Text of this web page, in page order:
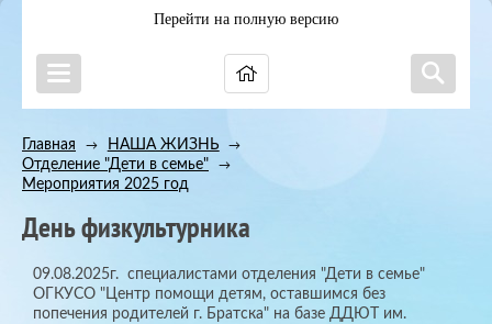
Перейти на полную версию
Главная → НАША ЖИЗНЬ →
Отделение "Дети в семье" →
Мероприятия 2025 год
День физкультурника
09.08.2025г. специалистами отделения "Дети в семье"
ОГКУСО "Центр помощи детям, оставшимся без
попечения родителей г. Братска" на базе ДДЮТ им.